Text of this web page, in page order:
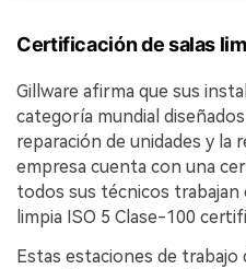
Certificación de salas
Gillware afirma que sus
categoría mundial
reparación de unidades y la
empresa cuenta con una
todos sus técnicos trabajan
limpia ISO 5 Clase-100
Estas estaciones de trabajo